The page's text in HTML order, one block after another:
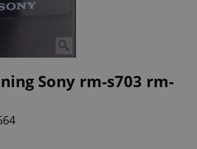
Sony rm-s703 rm-